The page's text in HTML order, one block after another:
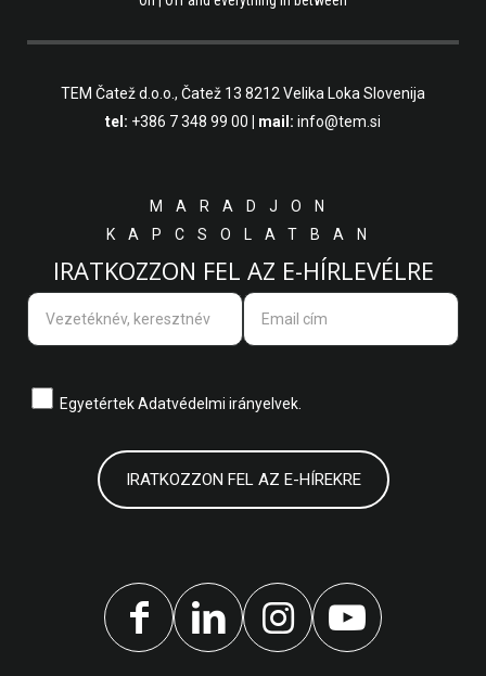
TEM Čatež d.o.o., Čatež 13 8212 Velika Loka Slovenija
tel: +386 7 348 99 00 | mail: info@tem.si
MARADJON
KAPCSOLATBAN
IRATKOZZON FEL AZ E-HÍRLEVÉLRE
EgyetértekAdatvédelmi irányelvek.